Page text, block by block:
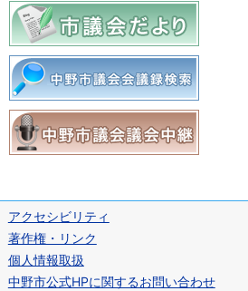
アクセシビリティ
著作権・リンク
個人情報取扱
中野市公式HPに関するお問い合わせ